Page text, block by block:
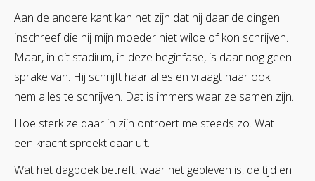
Aan de andere kant kan het zijn dat hij daar de dingen
inschreef die hij mijn moeder niet wilde of kon schrijven.
Maar, in dit stadium, in deze beginfase, is daar nog geen
sprake van. Hij schrijft haar alles en vraagt haar ook
hem alles te schrijven. Dat is immers waar ze samen zijn.
Hoe sterk ze daar in zijn ontroert me steeds zo. Wat
een kracht spreekt daar uit.
Wat het dagboek betreft, waar het gebleven is, de tijd en